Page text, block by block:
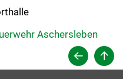
Aschersleben